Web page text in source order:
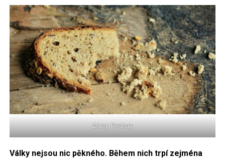
Zdroj: Pixabay
Války nejsou nic pěkného. Během nich trpí zejména